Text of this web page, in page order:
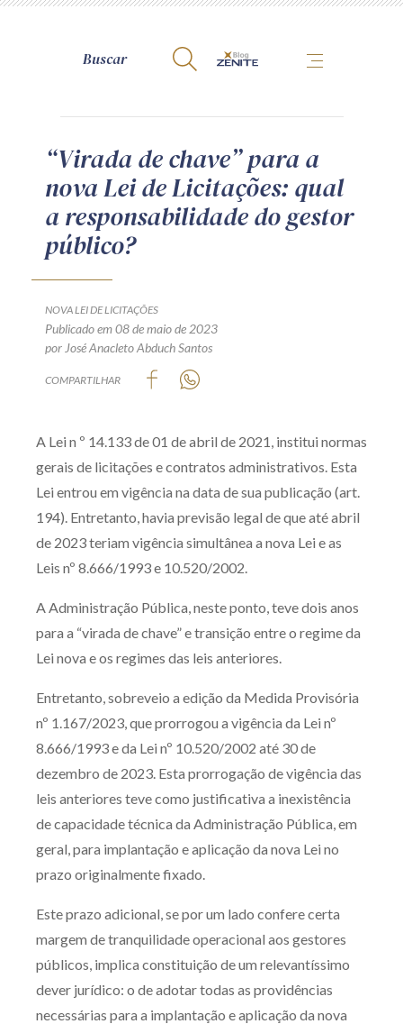
A Zênite
Como publicar conosco
Site da Zênite
Política de Privacidade
Guia de Direitos dos Titulares de Dados
Encarregado (contato)
Zênite Fácil IA
Zênite Play
Orientação por Escrito
Mentoria Zênite
Capacitação
Eventos presenciais
Zênite in Company
Diferenciais
Receba por RSS
/
Telefone (41) 2109-8666
Whatsapp (41) 98881-6616
“Virada de chave” para a
nova Lei de Licitações: qual
a responsabilidade do gestor
público?
NOVA LEI DE LICITAÇÕES
Publicado em 08 de maio de 2023
por José Anacleto Abduch Santos
COMPARTILHAR
A Lei n º 14.133 de 01 de abril de 2021, institui normas
gerais de licitações e contratos administrativos. Esta
Lei entrou em vigência na data de sua publicação (art.
194). Entretanto, havia previsão legal de que até abril
de 2023 teriam vigência simultânea a nova Lei e as
Leis nº 8.666/1993 e 10.520/2002.
A Administração Pública, neste ponto, teve dois anos
para a “virada de chave” e transição entre o regime da
Lei nova e os regimes das leis anteriores.
Entretanto, sobreveio a edição da Medida Provisória
nº 1.167/2023, que prorrogou a vigência da Lei nº
8.666/1993 e da Lei nº 10.520/2002 até 30 de
dezembro de 2023. Esta prorrogação de vigência das
leis anteriores teve como justificativa a inexistência
de capacidade técnica da Administração Pública, em
geral, para implantação e aplicação da nova Lei no
prazo originalmente fixado.
Este prazo adicional, se por um lado confere certa
margem de tranquilidade operacional aos gestores
públicos, implica constituição de um relevantíssimo
dever jurídico: o de adotar todas as providências
necessárias para a implantação e aplicação da nova